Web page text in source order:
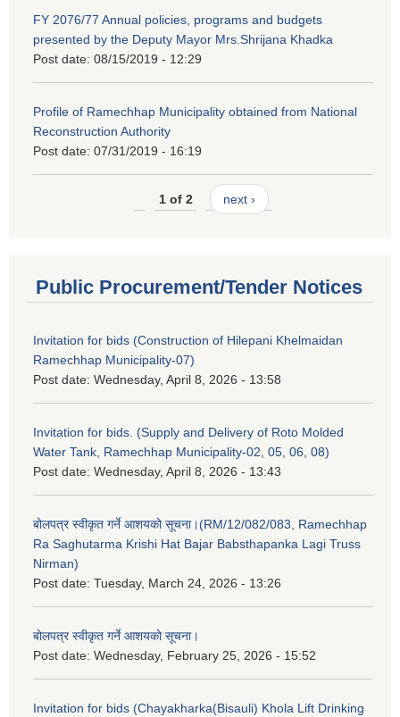
FY 2076/77 Annual policies, programs and budgets
presented by the Deputy Mayor Mrs.Shrijana Khadka
Post date: 08/15/2019 - 12:29
Profile of Ramechhap Municipality obtained from National
Reconstruction Authority
Post date: 07/31/2019 - 16:19
1 of 2 next ›
Public Procurement/Tender Notices
Invitation for bids (Construction of Hilepani Khelmaidan
Ramechhap Municipality-07)
Post date: Wednesday, April 8, 2026 - 13:58
Invitation for bids. (Supply and Delivery of Roto Molded
Water Tank, Ramechhap Municipality-02, 05, 06, 08)
Post date: Wednesday, April 8, 2026 - 13:43
बोलपत्र स्वीकृत गर्ने आशयको सूचना।(RM/12/082/083, Ramechhap
Ra Saghutarma Krishi Hat Bajar Babsthapanka Lagi Truss
Nirman)
Post date: Tuesday, March 24, 2026 - 13:26
बोलपत्र स्वीकृत गर्ने आशयको सूचना।
Post date: Wednesday, February 25, 2026 - 15:52
Invitation for bids (Chayakharka(Bisauli) Khola Lift Drinking